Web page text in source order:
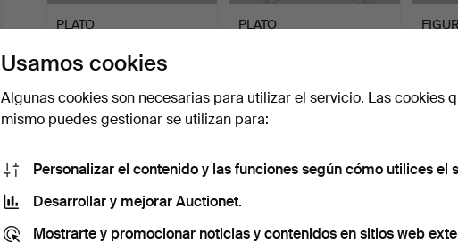
PLATO
Copenhagen, Exp…
Subastado 7 ago 2026
32 USD
PLATO
22 USD 22
Usamos cookies
Algunas cookies son necesarias para utilizar el servicio. Las cookies
mismo puedes gestionar se utilizan para:
Personalizar el contenido y las funciones según cómo utilices el
Desarrollar y mejorar Auctionet.
Mostrarte y promocionar noticias y contenidos en sitios web